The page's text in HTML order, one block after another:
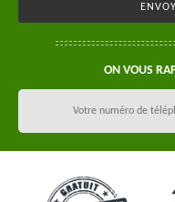
ON VOUS